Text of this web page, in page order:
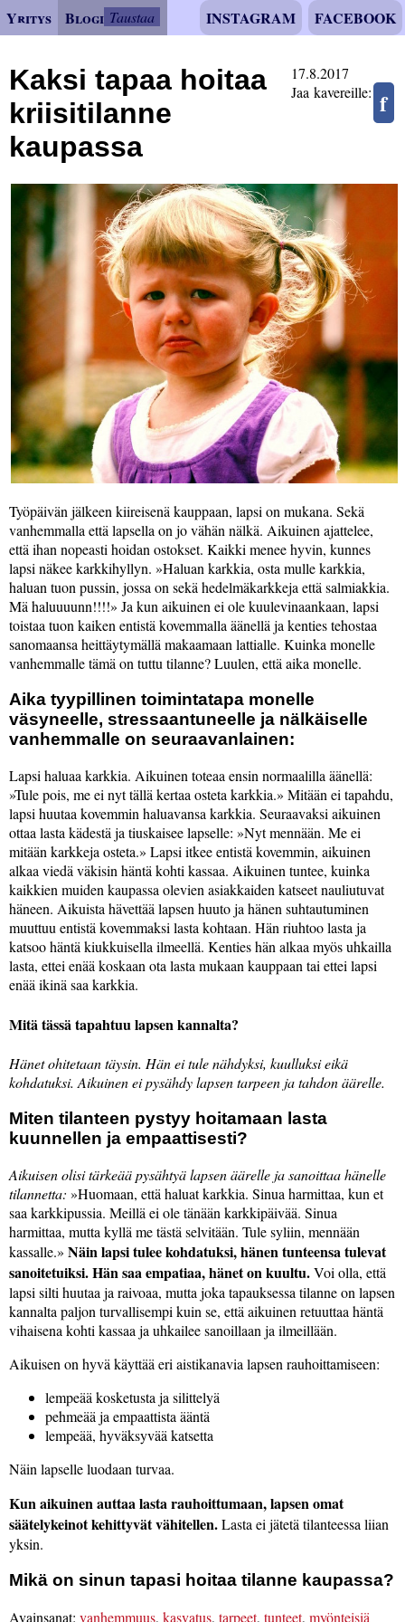
FACEBOOK
INSTAGRAM
Yritys Blogi Taustaa
17.8.2017
f
Jaa kavereille:
Kaksi tapaa hoitaa
kriisitilanne
kaupassa
Työpäivän jälkeen kiireisenä kauppaan, lapsi on mukana. Sekä
vanhemmalla että lapsella on jo vähän nälkä. Aikuinen ajattelee,
että ihan nopeasti hoidan ostokset. Kaikki menee hyvin, kunnes
lapsi näkee karkkihyllyn.
Haluan karkkia, osta mulle karkkia,
haluan tuon pussin, jossa on sekä hedelmäkarkkeja että salmiakkia.
Mä haluuuunn!!!!
Ja kun aikuinen ei ole kuulevinaankaan, lapsi
toistaa tuon kaiken entistä kovemmalla äänellä ja kenties tehostaa
sanomaansa heittäytymällä makaamaan lattialle. Kuinka monelle
vanhemmalle tämä on tuttu tilanne? Luulen, että aika monelle.
Aika tyypillinen toimintatapa monelle
väsyneelle, stressaantuneelle ja nälkäiselle
vanhemmalle on seuraavanlainen:
Lapsi haluaa karkkia. Aikuinen toteaa ensin normaalilla äänellä:
Tule pois, me ei nyt tällä kertaa osteta karkkia.
Mitään ei tapahdu,
lapsi huutaa kovemmin haluavansa karkkia. Seuraavaksi aikuinen
ottaa lasta kädestä ja tiuskaisee lapselle:
Nyt mennään. Me ei
mitään karkkeja osteta.
Lapsi itkee entistä kovemmin, aikuinen
alkaa viedä väkisin häntä kohti kassaa. Aikuinen tuntee, kuinka
kaikkien muiden kaupassa olevien asiakkaiden katseet nauliutuvat
häneen. Aikuista hävettää lapsen huuto ja hänen suhtautuminen
muuttuu entistä kovemmaksi lasta kohtaan. Hän riuhtoo lasta ja
katsoo häntä kiukkuisella ilmeellä. Kenties hän alkaa myös uhkailla
lasta, ettei enää koskaan ota lasta mukaan kauppaan tai ettei lapsi
enää ikinä saa karkkia.
Mitä tässä tapahtuu lapsen kannalta?
Hänet ohitetaan täysin. Hän ei tule nähdyksi, kuulluksi eikä
kohdatuksi. Aikuinen ei pysähdy lapsen tarpeen ja tahdon äärelle.
Miten tilanteen pystyy hoitamaan lasta
kuunnellen ja empaattisesti?
Aikuisen olisi tärkeää pysähtyä lapsen äärelle ja sanoittaa hänelle
tilannetta:
Huomaan, että haluat karkkia. Sinua harmittaa, kun et
saa karkkipussia. Meillä ei ole tänään karkkipäivää. Sinua
harmittaa, mutta kyllä me tästä selvitään. Tule syliin, mennään
kassalle.
Näin lapsi tulee kohdatuksi, hänen tunteensa tulevat
sanoitetuiksi. Hän saa empatiaa, hänet on kuultu.Voi olla, että
lapsi silti huutaa ja raivoaa, mutta joka tapauksessa tilanne on lapsen
kannalta paljon turvallisempi kuin se, että aikuinen retuuttaa häntä
vihaisena kohti kassaa ja uhkailee sanoillaan ja ilmeillään.
Aikuisen on hyvä käyttää eri aistikanavia lapsen rauhoittamiseen:
lempeää kosketusta ja silittelyä
pehmeää ja empaattista ääntä
lempeää, hyväksyvää katsetta
Näin lapselle luodaan turvaa.
Kun aikuinen auttaa lasta rauhoittumaan, lapsen omat
säätelykeinot kehittyvät vähitellen.Lasta ei jätetä tilanteessa liian
yksin.
Mikä on sinun tapasi hoitaa tilanne kaupassa?
Avainsanat: vanhemmuus, kasvatus, tarpeet, tunteet, myönteisiä